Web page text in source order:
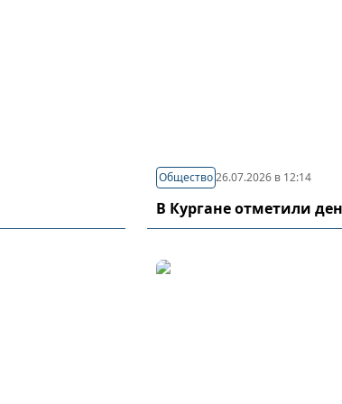
Общество 26.07.2026 в 12:14
В Кургане отметили